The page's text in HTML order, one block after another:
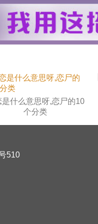
是什么意思呀,恋尸的10
个分类
510